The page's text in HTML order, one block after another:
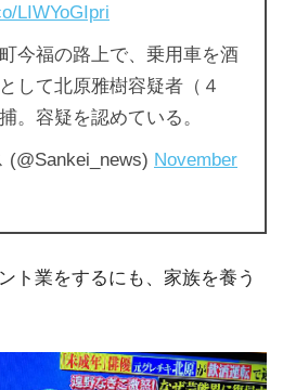
LIWYoGIpri
今福の路上で、乗用車を酒
して北原雅樹容疑者（４
。容疑を認めている。
November
ト業をするにも、家族を養う